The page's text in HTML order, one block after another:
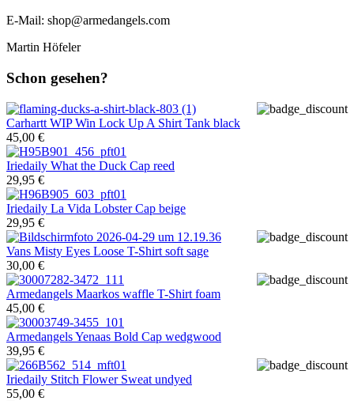
E-Mail: shop@armedangels.com
Martin Höfeler
Schon gesehen?
Carhartt WIPWin Lock Up A Shirt Tank black
45,00 €
Iriedaily What the Duck Cap reed
29,95 €
Iriedaily La Vida Lobster Cap beige
29,95 €
Vans Misty Eyes Loose T-Shirt soft sage
30,00 €
Armedangels Maarkos waffle T-Shirt foam
45,00 €
ArmedangelsYenaas Bold Cap wedgwood
39,95 €
Iriedaily Stitch Flower Sweat undyed
55,00 €